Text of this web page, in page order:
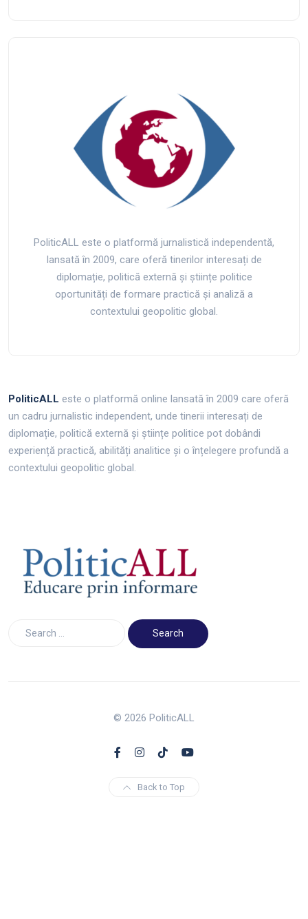
PoliticALL este o platformă jurnalistică independentă,
lansată în 2009, care oferă tinerilor interesați de
diplomație, politică externă și științe politice
oportunități de formare practică și analiză a
contextului geopolitic global.
PoliticALL este o platformă online lansată în 2009 care oferă
un cadru jurnalistic independent, unde tinerii interesați de
diplomație, politică externă și științe politice pot dobândi
experiență practică, abilități analitice și o înțelegere profundă a
contextului geopolitic global.
© 2026 PoliticALL
Back to Top